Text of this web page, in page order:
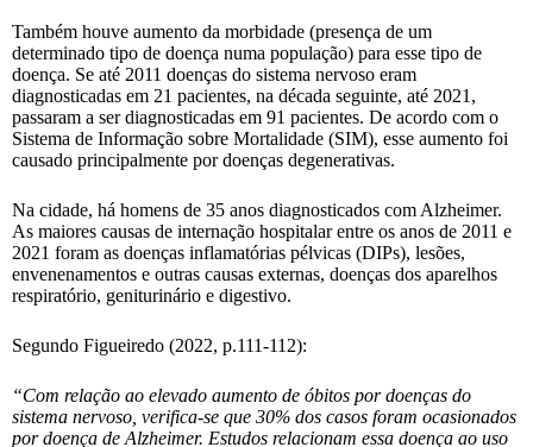
Também houve aumento da morbidade (presença de um
determinado tipo de doença numa população) para esse tipo de
doença. Se até 2011 doenças do sistema nervoso eram
diagnosticadas em 21 pacientes, na década seguinte, até 2021,
passaram a ser diagnosticadas em 91 pacientes. De acordo com o
Sistema de Informação sobre Mortalidade (SIM), esse aumento foi
causado principalmente por doenças degenerativas.
Na cidade, há homens de 35 anos diagnosticados com Alzheimer.
As maiores causas de internação hospitalar entre os anos de 2011 e
2021 foram as doenças inflamatórias pélvicas (DIPs), lesões,
envenenamentos e outras causas externas, doenças dos aparelhos
respiratório, geniturinário e digestivo.
Segundo Figueiredo (2022, p.111-112):
“Com relação ao elevado aumento de óbitos por doenças do
sistema nervoso, verifica-se que 30% dos casos foram ocasionados
por doença de Alzheimer. Estudos relacionam essa doença ao uso